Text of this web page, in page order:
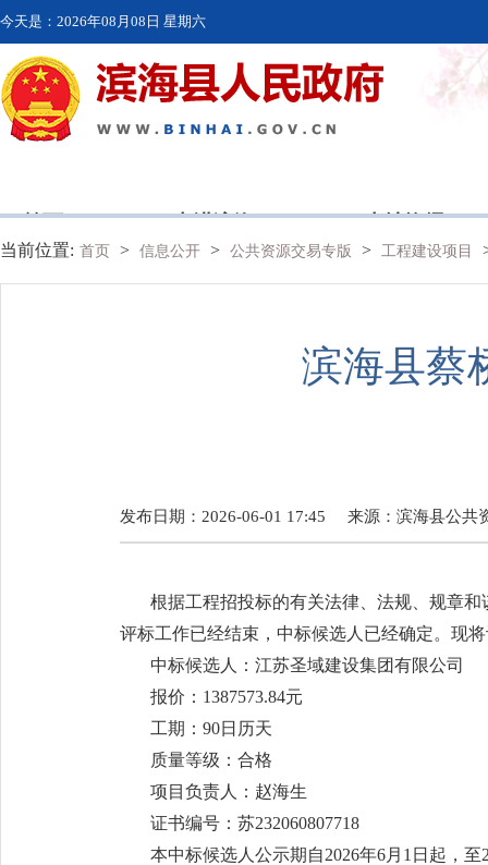
今天是： 2026年08月08日 星期六
首页 走进滨海 本地资讯
当前位置: 首页 > 信息公开 > 公共资源交易专版 > 工程建设项目
滨海县蔡
发布日期：2026-06-01 17:45 来源： 滨海县公共
根据工程招投标的有关法律、法规、规章
评标工作已经结束，中标候选人已经确定。现
中标候选人：江苏圣域建设集团有限公司
报价：1387573.84元
工期：90日历天
质量等级：合格
项目负责人：赵海生
证书编号：苏232060807718
本中标候选人公示期自2026年6月1日起，